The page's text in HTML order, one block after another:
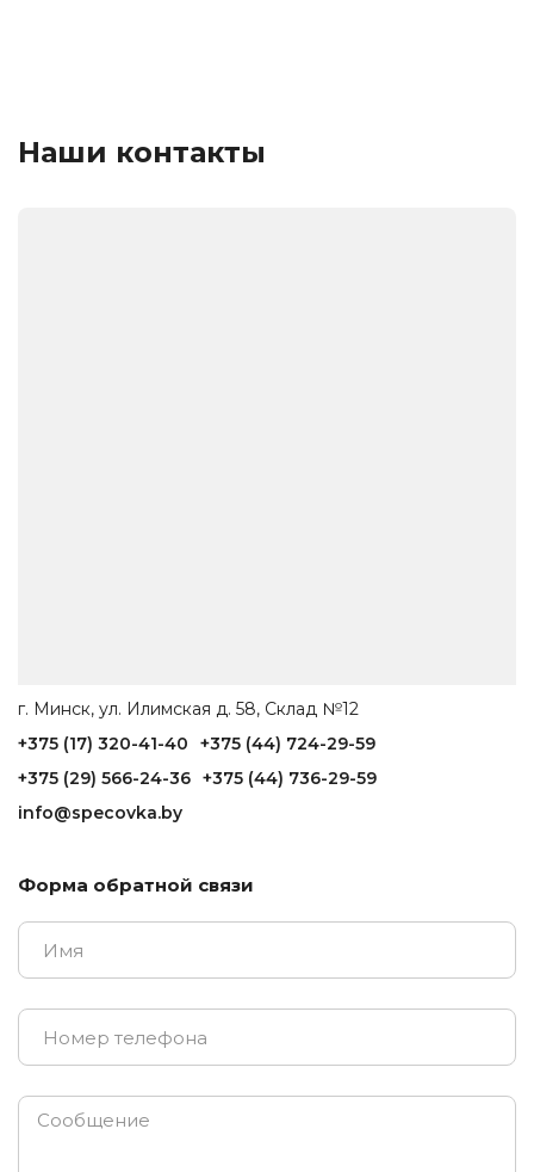
Наши контакты
Форма обратной связи
г. Минск, ул. Илимская д. 58, Склад №12
+375 (17) 320-41-40
+375 (44) 724-29-59
+375 (29) 566-24-36 +375 (44) 736-29-59
info@specovka.by